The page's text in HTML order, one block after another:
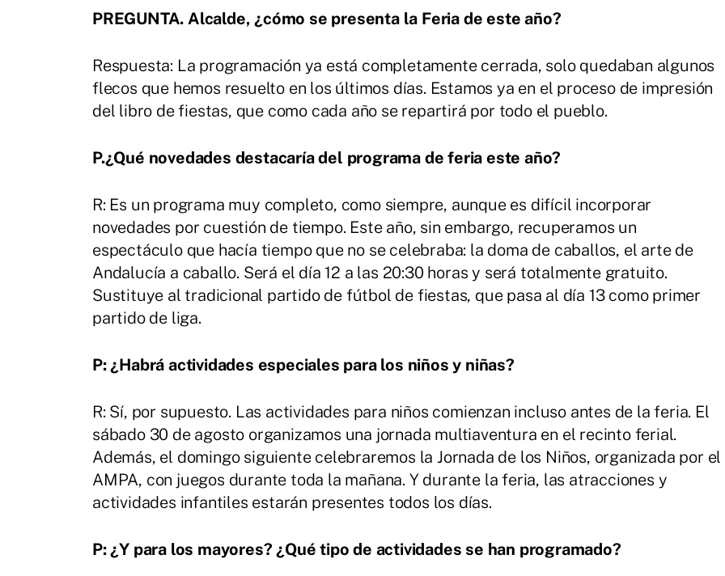
PREGUNTA. Alcalde, ¿cómo se presenta la Feria de este año?
Respuesta: La programación ya está completamente cerrada, solo quedaban algunos
flecos que hemos resuelto en los últimos días. Estamos ya en el proceso de impresión
del libro de fiestas, que como cada año se repartirá por todo el pueblo.
P.¿Qué novedades destacaría del programa de feria este año?
R: Es un programa muy completo, como siempre, aunque es difícil incorporar
novedades por cuestión de tiempo. Este año, sin embargo, recuperamos un
espectáculo que hacía tiempo que no se celebraba: la doma de caballos, el arte de
Andalucía a caballo. Será el día 12 a las 20:30 horas y será totalmente gratuito.
Sustituye al tradicional partido de fútbol de fiestas, que pasa al día 13 como primer
partido de liga.
P: ¿Habrá actividades especiales para los niños y niñas?
R: Sí, por supuesto. Las actividades para niños comienzan incluso antes de la feria. El
sábado 30 de agosto organizamos una jornada multiaventura en el recinto ferial.
Además, el domingo siguiente celebraremos la Jornada de los Niños, organizada por el
AMPA, con juegos durante toda la mañana. Y durante la feria, las atracciones y
actividades infantiles estarán presentes todos los días.
P: ¿Y para los mayores? ¿Qué tipo de actividades se han programado?